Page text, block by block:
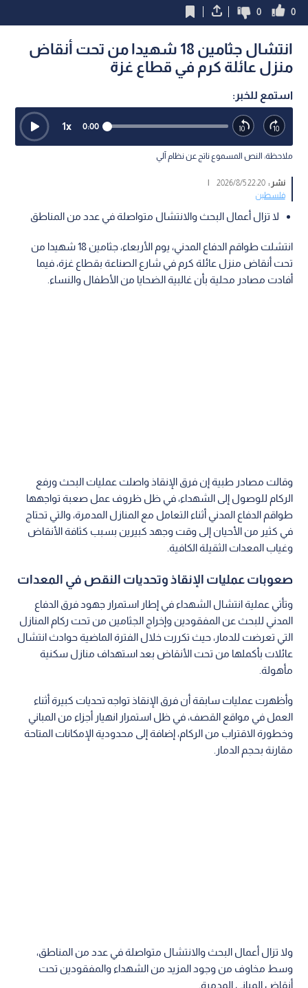
0
0
انتشال جثامين 18 شهيدا من تحت أنقاض
منزل عائلة كرم في قطاع غزة
استمع للخبر:
0:00
1x
ملاحظة: النص المسموع ناتج عن نظام آلي
نشر :22:20 2026/8/5
|
فلسطين
لا تزال أعمال البحث والانتشال متواصلة في عدد من المناطق
انتشلت طواقم الدفاع المدني، يوم الأربعاء، جثامين 18 شهيدا من
تحت أنقاض منزل عائلة كرم في شارع الصناعة بقطاع غزة، فيما
أفادت مصادر محلية بأن غالبية الضحايا من الأطفال والنساء.
وقالت مصادر طبية إن فرق الإنقاذ واصلت عمليات البحث ورفع
الركام للوصول إلى الشهداء، في ظل ظروف عمل صعبة تواجهها
طواقم الدفاع المدني أثناء التعامل مع المنازل المدمرة، والتي تحتاج
في كثير من الأحيان إلى وقت وجهد كبيرين بسبب كثافة الأنقاض
وغياب المعدات الثقيلة الكافية.
صعوبات عمليات الإنقاذ وتحديات النقص في المعدات
وتأتي عملية انتشال الشهداء في إطار استمرار جهود فرق الدفاع
المدني للبحث عن المفقودين وإخراج الجثامين من تحت ركام المنازل
التي تعرضت للدمار، حيث تكررت خلال الفترة الماضية حوادث انتشال
عائلات بأكملها من تحت الأنقاض بعد استهداف منازل سكنية
مأهولة.
وأظهرت عمليات سابقة أن فرق الإنقاذ تواجه تحديات كبيرة أثناء
العمل في مواقع القصف، في ظل استمرار انهيار أجزاء من المباني
وخطورة الاقتراب من الركام، إضافة إلى محدودية الإمكانات المتاحة
مقارنة بحجم الدمار.
ولا تزال أعمال البحث والانتشال متواصلة في عدد من المناطق،
وسط مخاوف من وجود المزيد من الشهداء والمفقودين تحت
أنقاض المباني المدمرة.